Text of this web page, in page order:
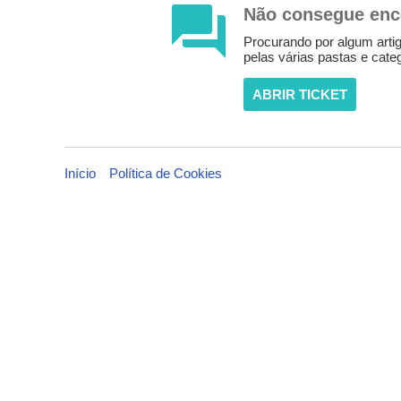
Não consegue
Procurando por algum
pelas várias pastas e
ABRIR TICKET
Início Política de Cookies